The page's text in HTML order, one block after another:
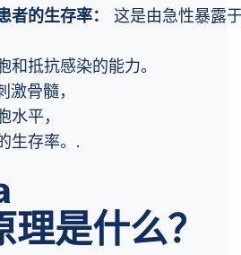
者的生存率： 这是由急性暴露
和抵抗感染的能力。
骨髓，
水平，
生存率。.
是什么？